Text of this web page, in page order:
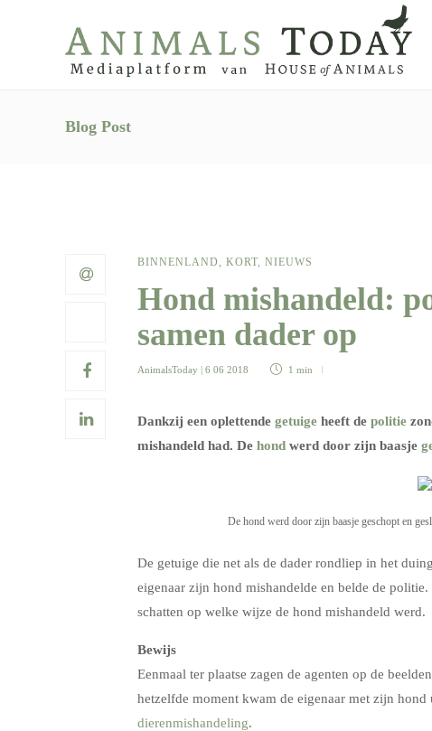
Blog Post
BINNENLAND, KORT, NIEUWS
Hond mishandeld:
samen dader op
AnimalsToday | 6 06 2018 1 min
Dankzij een oplettende getuige heeft de politie
mishandeld had. De hond werd door zijn baasje
De hond werd door zijn baasje geschopt en
De getuige die net als de dader rondliep in het
eigenaar zijn hond mishandelde en belde de
schatten op welke wijze de hond mishandeld werd.
Bewijs
Eenmaal ter plaatse zagen de agenten op de
hetzelfde moment kwam de eigenaar met zijn
dierenmishandeling.